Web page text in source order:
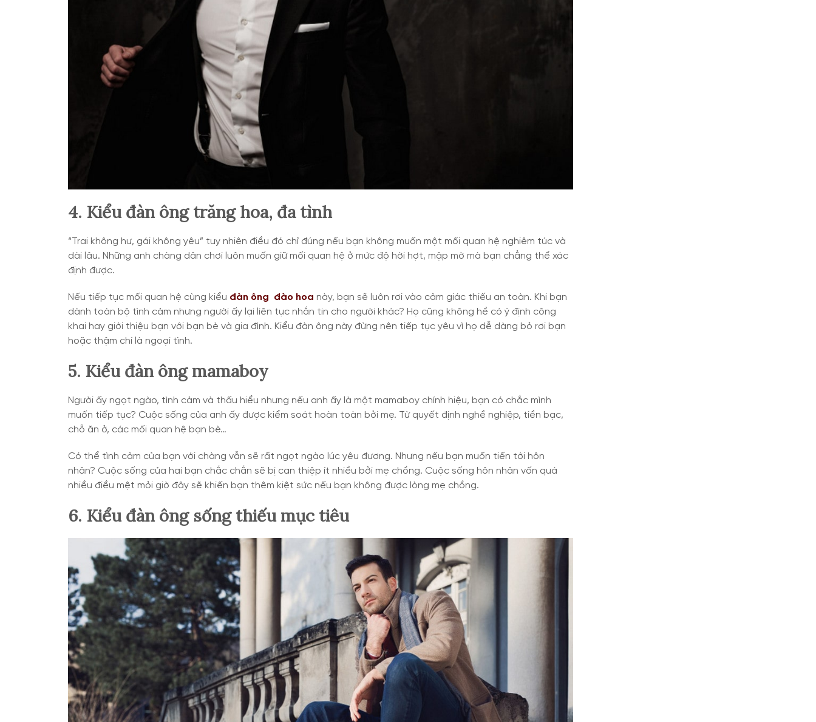
4. Kiểu đàn ông trăng hoa, đa tình
“Trai không hư, gái không yêu” tuy nhiên điều đó chỉ đúng nếu bạn không muốn một mối quan hệ nghiêm túc và
dài lâu. Những anh chàng dân chơi luôn muốn giữ mối quan hệ ở mức độ hời hợt, mập mờ mà bạn chẳng thể xác
định được.
Nếu tiếp tục mối quan hệ cùng kiểu đàn ông đào hoa này, bạn sẽ luôn rơi vào cảm giác thiếu an toàn. Khi bạn
dành toàn bộ tình cảm nhưng người ấy lại liên tục nhắn tin cho người khác? Họ cũng không hề có ý định công
khai hay giới thiệu bạn với bạn bè và gia đình. Kiểu đàn ông này đừng nên tiếp tục yêu vì họ dễ dàng bỏ rơi bạn
hoặc thậm chí là ngoại tình.
5. Kiểu đàn ông mamaboy
Người ấy ngọt ngào, tình cảm và thấu hiểu nhưng nếu anh ấy là một mamaboy chính hiệu, bạn có chắc mình
muốn tiếp tục? Cuộc sống của anh ấy được kiểm soát hoàn toàn bởi mẹ. Từ quyết định nghề nghiệp, tiền bạc,
chỗ ăn ở, các mối quan hệ bạn bè…
Có thể tình cảm của bạn với chàng vẫn sẽ rất ngọt ngào lúc yêu đương. Nhưng nếu bạn muốn tiến tới hôn
nhân? Cuộc sống của hai bạn chắc chắn sẽ bị can thiệp ít nhiều bởi mẹ chồng. Cuộc sống hôn nhân vốn quá
nhiều điều mệt mỏi giờ đây sẽ khiến bạn thêm kiệt sức nếu bạn không được lòng mẹ chồng.
6. Kiểu đàn ông sống thiếu mục tiêu